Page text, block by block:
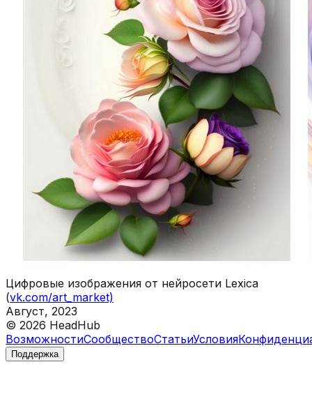
Цифровые изображения от нейросети Lexica
(vk.com/art_market)
Август, 2023
© 2026 HeadHub
ВозможностиСообществоСтатьиУсловия
Поддержка